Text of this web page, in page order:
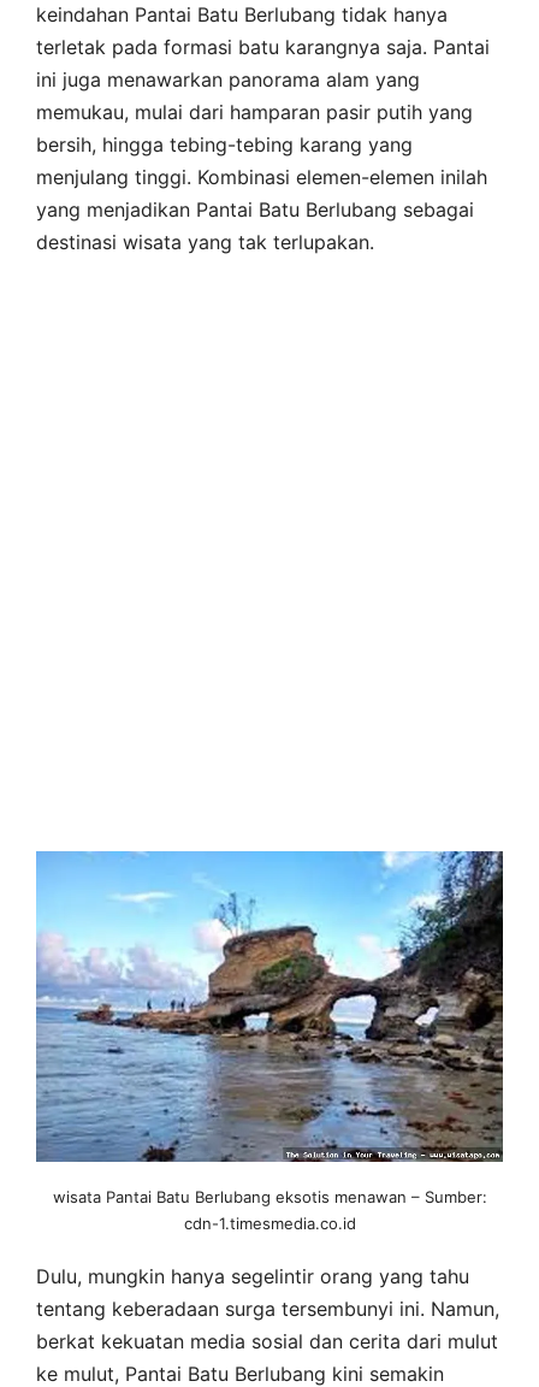
keindahan Pantai Batu Berlubang tidak hanya
terletak pada formasi batu karangnya saja. Pantai
ini juga menawarkan panorama alam yang
memukau, mulai dari hamparan pasir putih yang
bersih, hingga tebing-tebing karang yang
menjulang tinggi. Kombinasi elemen-elemen inilah
yang menjadikan Pantai Batu Berlubang sebagai
destinasi wisata yang tak terlupakan.
wisata Pantai Batu Berlubang eksotis menawan – Sumber:
cdn-1.timesmedia.co.id
Dulu, mungkin hanya segelintir orang yang tahu
tentang keberadaan surga tersembunyi ini. Namun,
berkat kekuatan media sosial dan cerita dari mulut
ke mulut, Pantai Batu Berlubang kini semakin